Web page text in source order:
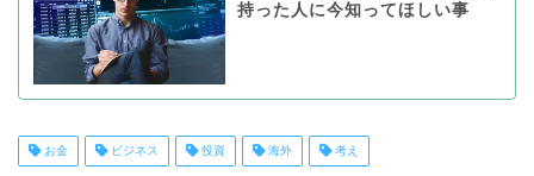
持った人に今知ってほしい事
お金 ビジネス 投資 海外 考え